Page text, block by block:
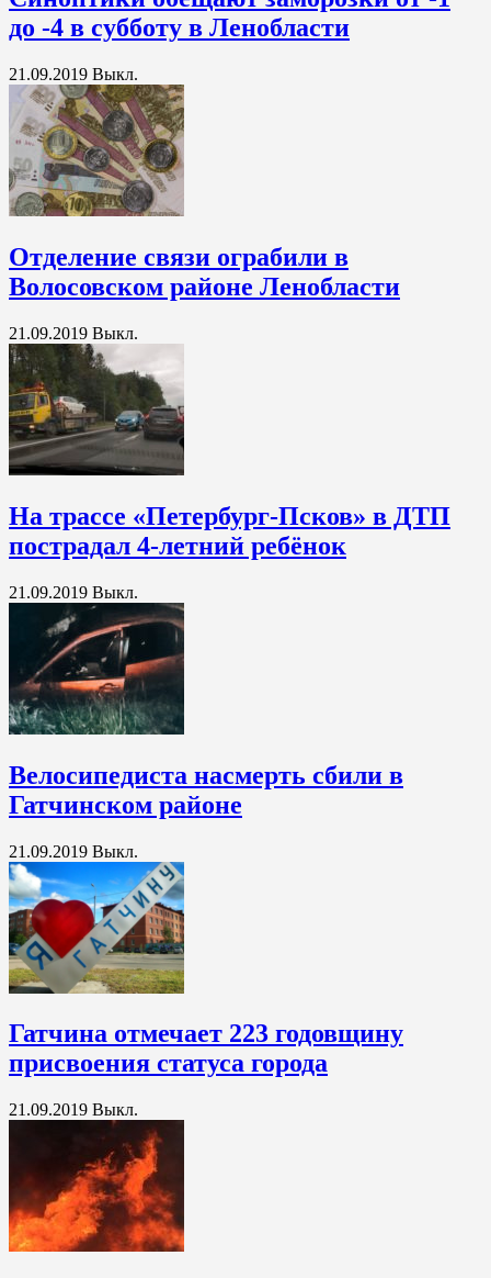
до -4 в субботу в Ленобласти
21.09.2019 Выкл.
Отделение связи ограбили в
Волосовском районе Ленобласти
21.09.2019 Выкл.
На трассе «Петербург-Псков» в ДТП
пострадал 4-летний ребёнок
21.09.2019 Выкл.
Велосипедиста насмерть сбили в
Гатчинском районе
21.09.2019 Выкл.
Гатчина отмечает 223 годовщину
присвоения статуса города
21.09.2019 Выкл.